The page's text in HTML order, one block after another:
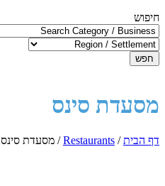
חיפוש
חפש
מסעדת סינס
דף הבית/
Restaurants
/ מסעדת סינס